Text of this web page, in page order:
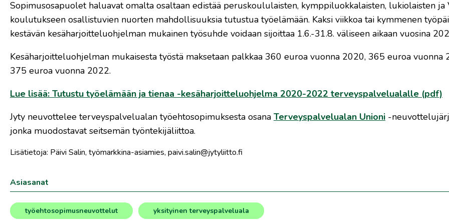
Sopimusosapuolet haluavat omalta osaltaan edistää peruskoululaisten, kymppiluokkalaisten, lukiolaisten ja
koulutukseen osallistuvien nuorten mahdollisuuksia tutustua työelämään. Kaksi viikkoa tai kymmenen
kestävän kesäharjoitteluohjelman mukainen työsuhde voidaan sijoittaa 1.6.-31.8. väliseen aikaan vuosina
Kesäharjoitteluohjelman mukaisesta työstä maksetaan palkkaa 360 euroa vuonna 2020, 365 euroa vuonna
375 euroa vuonna 2022.
Lue lisää: Tutustu työelämään ja tienaa -kesäharjoitteluohjelma 2020-2022 terveyspalvelualalle (pdf)
Jyty neuvottelee terveyspalvelualan työehtosopimuksesta osana Terveyspalvelualan Unioni -
jonka muodostavat seitsemän työntekijäliittoa.
​Lisätietoja: Päivi Salin, työmarkkina-asiamies, paivi.salin@jytyliitto.fi
Asiasanat
työehtosopimusneuvottelut yksityinen terveyspalveluala